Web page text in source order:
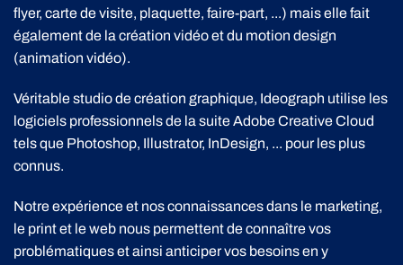
flyer, carte de visite, plaquette, faire-part, ...) mais elle fait
également de la création vidéo et du motion design
(animation vidéo).
Véritable studio de création graphique, Ideograph utilise les
logiciels professionnels de la suite Adobe Creative Cloud
tels que Photoshop, Illustrator, InDesign, ... pour les plus
connus.
Notre expérience et nos connaissances dans le marketing,
le print et le web nous permettent de connaître vos
problématiques et ainsi anticiper vos besoins en y